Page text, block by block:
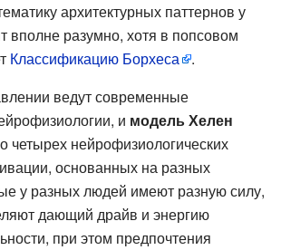
архитектурных паттернов у
вполне разумно, хотя в попсовом
Классификацию Борхеса
.
ведут современные
и модель Хелен
четырех нейрофизиологических
основанных на разных
у разных людей имеют разную силу,
дающий драйв и энергию
при этом предпочтения